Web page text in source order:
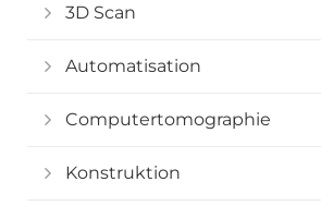
3D Scan
Automatisation
Computertomographie
Konstruktion